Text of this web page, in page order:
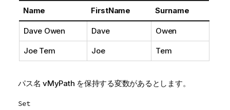
Name FirstName Surname
Dave Owen Dave Owen
Joe Tem Joe Tem
パス名 vMyPath を保持する変数があるとします。
Set